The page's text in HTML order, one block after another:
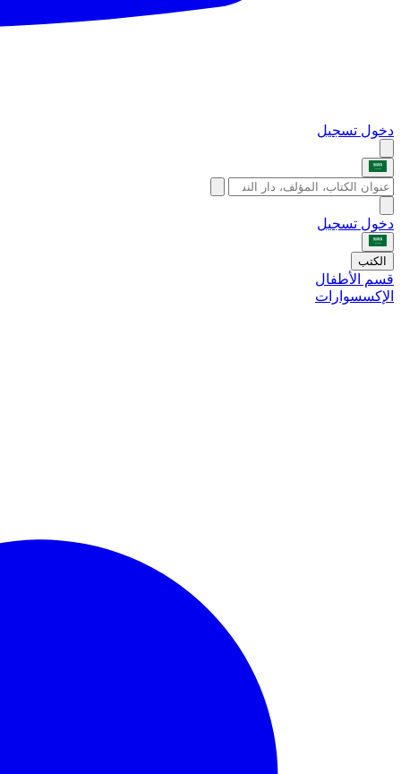
دخول تسجيل
دخول تسجيل
الكتب
قسم الأطفال
الإكسسوارات